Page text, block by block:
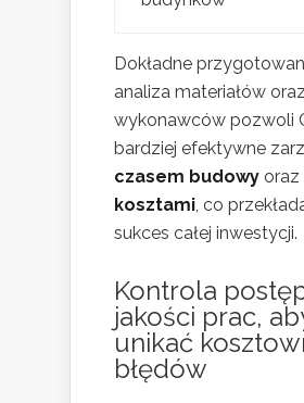
Dokładne
analiza materiałów oraz
wykonawców pozwoli
bardziej efektywne
czasem budowy oraz
kosztami , co
sukces całej inwestycji.
Kontrola
jakości prac,
unikać
błędów